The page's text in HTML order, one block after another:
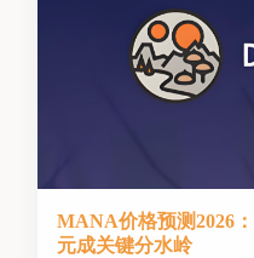
MANA价格预测2026
元成关键分水岭